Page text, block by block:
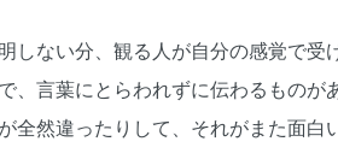
しない分、観る人が自分の感覚で
、言葉にとらわれずに伝わるものが
全然違ったりして、それがまた面白